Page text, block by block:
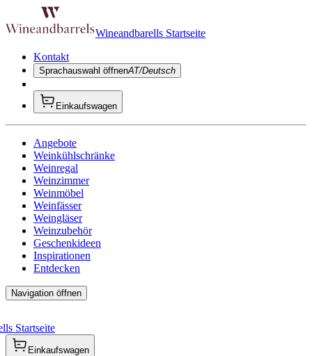
Wineandbarells Startseite
Kontakt
Sprachauswahl öffnenAT/Deutsch
Einkaufswagen
Angebote
Weinkühlschränke
Weinregal
Weinzimmer
Weinmöbel
Weinfässer
Weingläser
Weinzubehör
Geschenkideen
Inspirationen
Entdecken
Navigation öffnen
Startseite
Einkaufswagen